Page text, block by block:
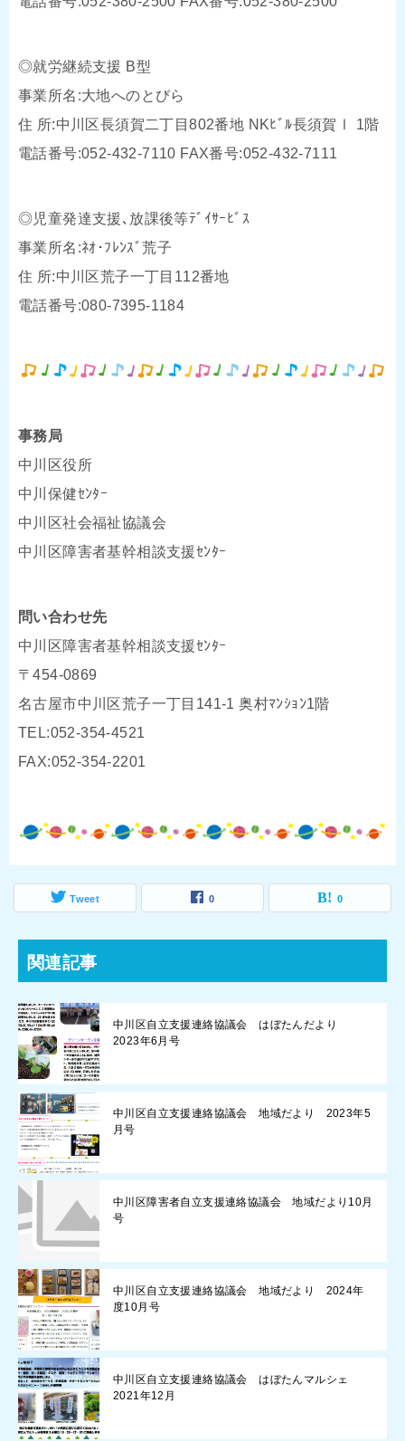
◎就労継続支援 B型
事業所名:大地へのとびら
住 所:中川区長須賀二丁目802番地 NKﾋﾞﾙ長須賀Ⅰ 1階
電話番号:052-432-7110 FAX番号:052-432-7111
◎児童発達支援､放課後等ﾃﾞｲｻｰﾋﾞｽ
事業所名:ﾈｵ･ﾌﾚﾝｽﾞ荒子
住 所:中川区荒子一丁目112番地
電話番号:080-7395-1184
事務局
中川区役所
中川保健ｾﾝﾀｰ
中川区社会福祉協議会
中川区障害者基幹相談支援ｾﾝﾀｰ
問い合わせ先
中川区障害者基幹相談支援ｾﾝﾀｰ
〒454-0869
名古屋市中川区荒子一丁目141-1 奥村ﾏﾝｼｮﾝ1階
TEL:052-354-4521
FAX:052-354-2201
Tweet 0 0
関連記事
中川区自立支援連絡協議会 はぼたんだより
2023年6月号
中川区自立支援連絡協議会 地域だより 2023年5
月号
中川区障害者自立支援連絡協議会 地域だより10月
号
中川区自立支援連絡協議会 地域だより 2024年
度10月号
中川区自立支援連絡協議会 はぼたんマルシェ
2021年12月